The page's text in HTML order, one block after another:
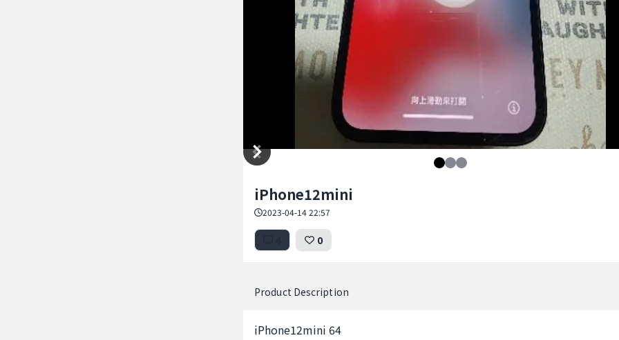
iPhone12mini
2023-04-14 22:57
0
Product Description
iPhone12mini 64